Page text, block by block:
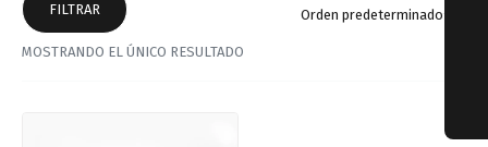
MOSTRANDO EL ÚNICO RESULTADO
Orden predeterminado
FILTRAR